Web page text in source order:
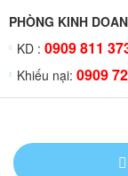
PHÒNG KINH
KD : 0909 811
Khiếu nại: 0909